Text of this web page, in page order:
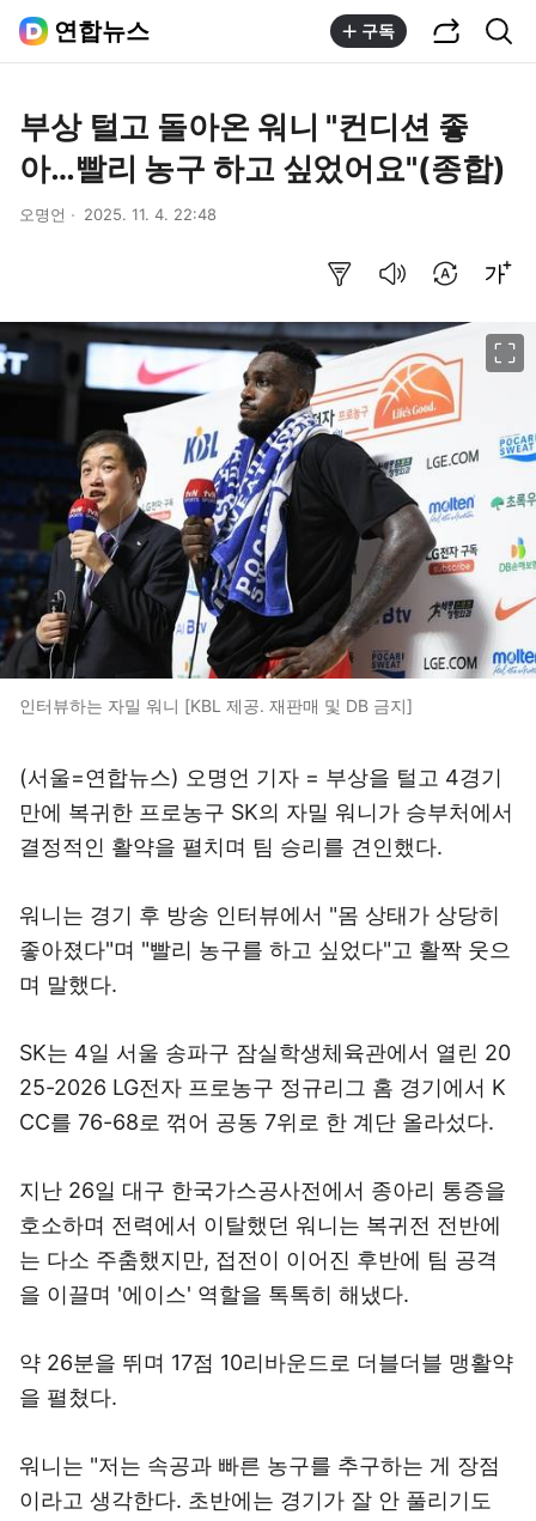
연합뉴스 구독
부상 털고 돌아온 워니 "컨디션 좋
아…빨리 농구 하고 싶었어요"(종합)
오명언 2025. 11. 4. 22:48
인터뷰하는 자밀 워니 [KBL 제공. 재판매 및 DB 금지]
(서울=연합뉴스) 오명언 기자 = 부상을 털고 4경기
만에 복귀한 프로농구 SK의 자밀 워니가 승부처에서
결정적인 활약을 펼치며 팀 승리를 견인했다.
워니는 경기 후 방송 인터뷰에서 "몸 상태가 상당히
좋아졌다"며 "빨리 농구를 하고 싶었다"고 활짝 웃으
며 말했다.
SK는 4일 서울 송파구 잠실학생체육관에서 열린 20
25-2026 LG전자 프로농구 정규리그 홈 경기에서 K
CC를 76-68로 꺾어 공동 7위로 한 계단 올라섰다.
지난 26일 대구 한국가스공사전에서 종아리 통증을
호소하며 전력에서 이탈했던 워니는 복귀전 전반에
는 다소 주춤했지만, 접전이 이어진 후반에 팀 공격
을 이끌며 '에이스' 역할을 톡톡히 해냈다.
약 26분을 뛰며 17점 10리바운드로 더블더블 맹활약
을 펼쳤다.
워니는 "저는 속공과 빠른 농구를 추구하는 게 장점
이라고 생각한다. 초반에는 경기가 잘 안 풀리기도